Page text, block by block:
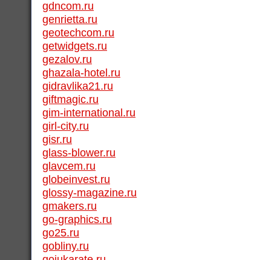
gdncom.ru
genrietta.ru
geotechcom.ru
getwidgets.ru
gezalov.ru
ghazala-hotel.ru
gidravlika21.ru
giftmagic.ru
gim-international.ru
girl-city.ru
gisr.ru
glass-blower.ru
glavcem.ru
globeinvest.ru
glossy-magazine.ru
gmakers.ru
go-graphics.ru
go25.ru
gobliny.ru